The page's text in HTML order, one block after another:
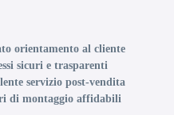
orientamento al cliente
sicuri e trasparenti
servizio post-vendita
di montaggio affidabili